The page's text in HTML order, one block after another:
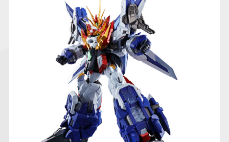
仮面ライダーシリー
PROJECT R.E.D.・
スーパー戦隊シリー
ガンダムシリーズ
ポケットモンスター
サンリオキャラクタ
ーズ
つりグミ
にふぉるめーしょん
＆スクエアシール
SMPシリーズ
ポケモンスケールワ
キャラデコ